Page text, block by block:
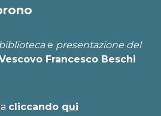
e presentazione del
Francesco Beschi
cliccando qui